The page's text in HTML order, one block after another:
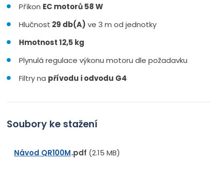
Příkon EC motorů 58 W
Hlučnost 29 db(A) ve 3 m od jednotky
Hmotnost 12,5 kg
Plynulá regulace výkonu motoru dle požadavku
Filtry na přívodu i odvodu G4
Soubory ke stažení
Návod QR100M pdf (2.15 MB)